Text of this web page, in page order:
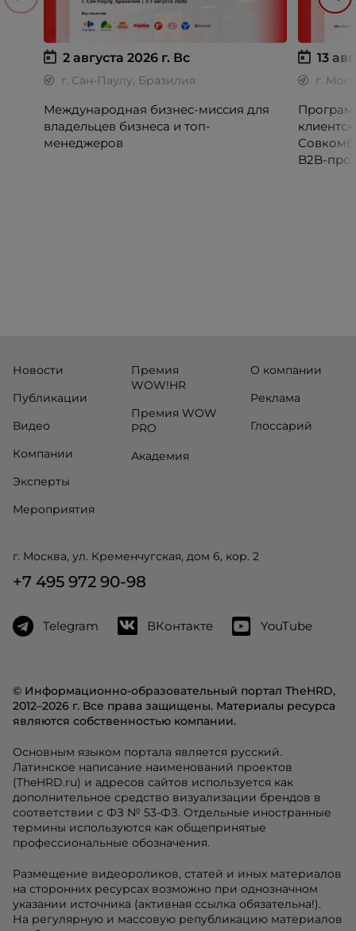
2 августа 2026 г. Вс
г. Сан-Паулу, Бразилия
Международная бизнес-миссия для
владельцев бизнеса и топ-
менеджеров
13
г.
B2B-
© Информационно-образовательный портал TheHRD,
2012–2026 г. Все права защищены. Материалы ресурса
являются собственностью компании.
Основным языком портала является русский.
Латинское написание наименований проектов
(TheHRD.ru) и адресов сайтов используется как
дополнительное средство визуализации брендов в
соответствии с ФЗ № 53-ФЗ. Отдельные иностранные
термины используются как общепринятые
профессиональные обозначения.
Размещение видеороликов, статей и иных материалов
на сторонних ресурсах возможно при однозначном
указании источника (активная ссылка обязательна!).
На регулярную и массовую републикацию материалов
Новости
Публикации
Видео
Компании
Эксперты
Мероприятия
Премия
WOW!HR
Премия WOW
PRO
Академия
О компании
Реклама
Глоссарий
г. Москва, ул. Кременчугская, дом 6, кор. 2
+7 495 972 90-98
Telegram ВКонтакте YouTube